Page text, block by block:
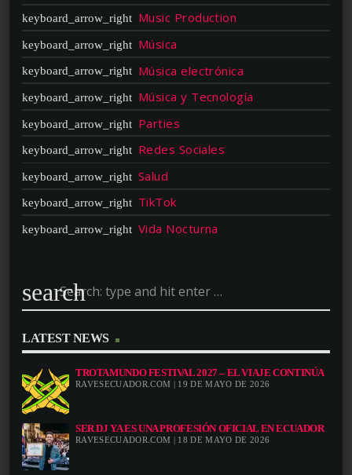
Music Production
Música
Música electrónica
Música y Tecnología
Parties
Redes Sociales
Salud
TikTok
Vida Nocturna
search
LATEST NEWS
TROTAMUNDO FESTIVAL 2027 – EL VIAJE CONTINÚA
RAVESECUADOR.COM | 19 DE MAYO DE 2026
SER DJ YA ES UNA PROFESIÓN OFICIAL EN ECUADOR
RAVESECUADOR.COM | 18 DE MAYO DE 2026